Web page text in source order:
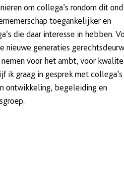
om collega’s rondom dit
toegankelijker en
die daar interesse in hebben.
generaties
voor het ambt, voor
ik graag in gesprek met
ontwikkeling, begeleiding en